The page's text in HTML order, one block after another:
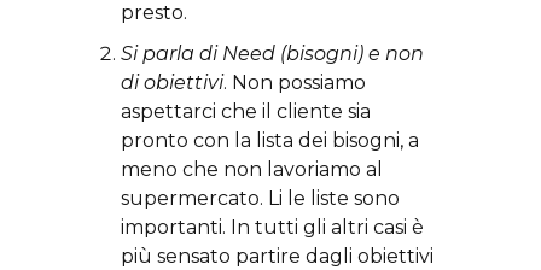
presto.
Si parla di Need (bisogni) e non
di obiettivi. Non possiamo
aspettarci che il cliente sia
pronto con la lista dei bisogni, a
meno che non lavoriamo al
supermercato. Li le liste sono
importanti. In tutti gli altri casi è
più sensato partire dagli obiettivi